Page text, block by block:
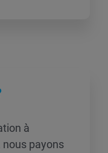
à
payons